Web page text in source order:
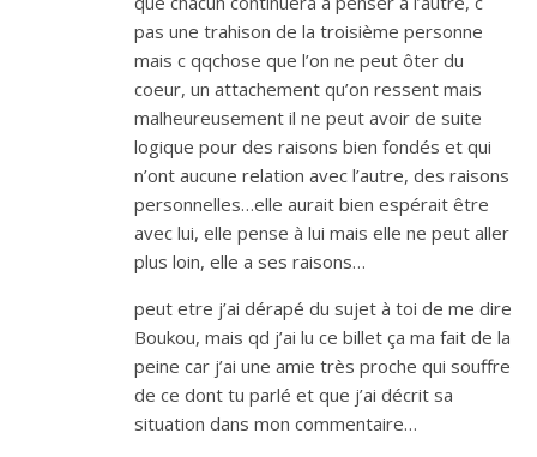
pas une trahison de la troisième personne
mais c qqchose que l’on ne peut ôter du
coeur, un attachement qu’on ressent mais
malheureusement il ne peut avoir de suite
logique pour des raisons bien fondés et qui
n’ont aucune relation avec l’autre, des raisons
personnelles…elle aurait bien espérait être
avec lui, elle pense à lui mais elle ne peut aller
plus loin, elle a ses raisons…
peut etre j’ai dérapé du sujet à toi de me dire
Boukou, mais qd j’ai lu ce billet ça ma fait de la
peine car j’ai une amie très proche qui souffre
de ce dont tu parlé et que j’ai décrit sa
situation dans mon commentaire…